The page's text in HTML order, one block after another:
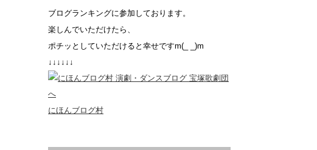
ブログランキングに参加しております。
楽しんでいただけたら、
ポチッとしていただけると幸せですm(_ _)m
↓↓↓↓↓↓
にほんブログ村